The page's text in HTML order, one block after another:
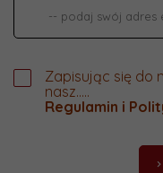
Zapisując się do
nasz.....
Regulamin i